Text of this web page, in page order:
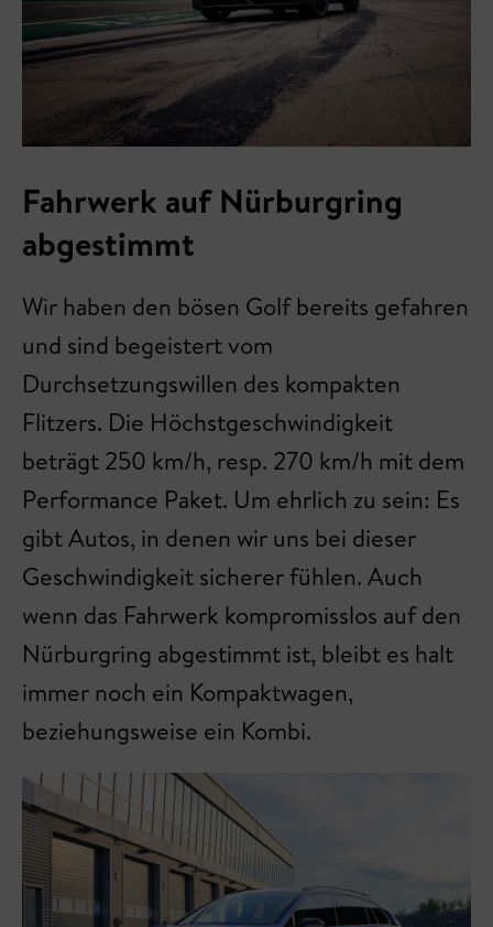
Fahrwerk auf Nürburgring
abgestimmt
Wir haben den bösen Golf bereits gefahren
und sind begeistert vom
Durchsetzungswillen des kompakten
Flitzers. Die Höchstgeschwindigkeit
beträgt 250 km/h, resp. 270 km/h mit dem
Performance Paket. Um ehrlich zu sein: Es
gibt Autos, in denen wir uns bei dieser
Geschwindigkeit sicherer fühlen. Auch
wenn das Fahrwerk kompromisslos auf den
Nürburgring abgestimmt ist, bleibt es halt
immer noch ein Kompaktwagen,
beziehungsweise ein Kombi.